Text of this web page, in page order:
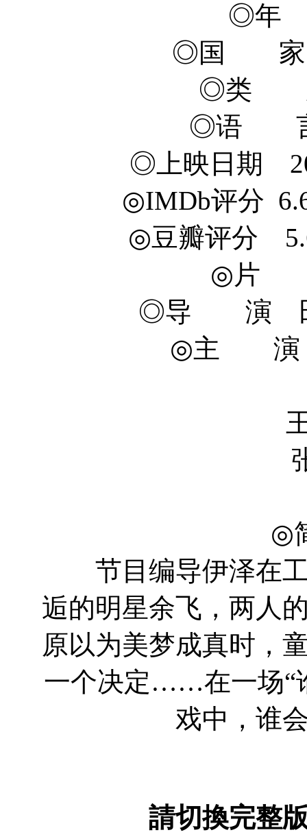
◎年
◎国 家
◎类
◎语 言
◎上映日期
◎IMDb评分
◎豆瓣评分
◎片
◎导 演 田
◎主 演
王传君
张殿伦
◎
节目编导伊泽在工
逅的明星余飞，两人
原以为美梦成真时，
一个决定……在一场“
戏中，谁
請切換完整